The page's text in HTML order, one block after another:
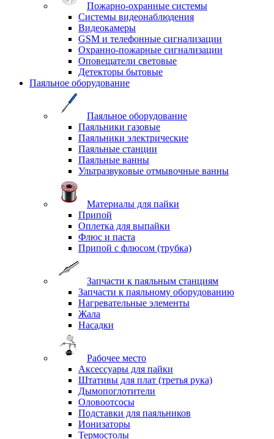
Пожарно-охранные системы
Системы видеонаблюдения
Видеокамеры
GSM и телефонные сигнализации
Охранно-пожарные сигнализации
Оповещатели световые
Детекторы бытовые
Паяльное оборудование
Паяльное оборудование
Паяльники газовые
Паяльники электрические
Паяльные станции
Паяльные ванны
Ультразвуковые отмывочные ванны
Материалы для пайки
Припой
Оплетка для выпайки
Флюс и паста
Припой с флюсом (трубка)
Запчасти к паяльным станциям
Запчасти к паяльному оборудованию
Нагревательные элементы
Жала
Насадки
Рабочее место
Аксессуары для пайки
Штативы для плат (третья рука)
Дымопоглотители
Оловоотсосы
Подставки для паяльников
Ионизаторы
Термостолы